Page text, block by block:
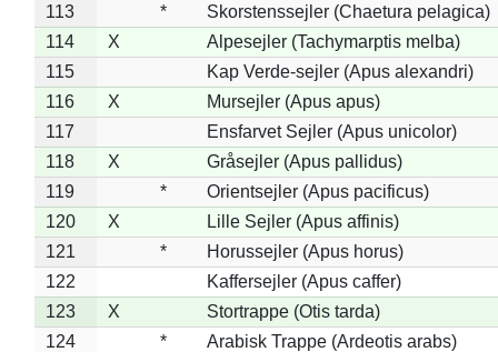
113
*
Skorstenssejler (Chaetura pelagica)
114
X
Alpesejler (Tachymarptis melba)
115
Kap Verde-sejler (Apus alexandri)
116
X
Mursejler (Apus apus)
117
Ensfarvet Sejler (Apus unicolor)
118
X
Gråsejler (Apus pallidus)
119
*
Orientsejler (Apus pacificus)
120
X
Lille Sejler (Apus affinis)
121
*
Horussejler (Apus horus)
122
Kaffersejler (Apus caffer)
123
X
Stortrappe (Otis tarda)
124
*
Arabisk Trappe (Ardeotis arabs)